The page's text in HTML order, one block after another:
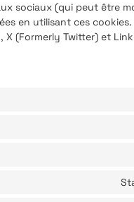
sociaux (qui peut être
en utilisant ces
(Formerly Twitter) et